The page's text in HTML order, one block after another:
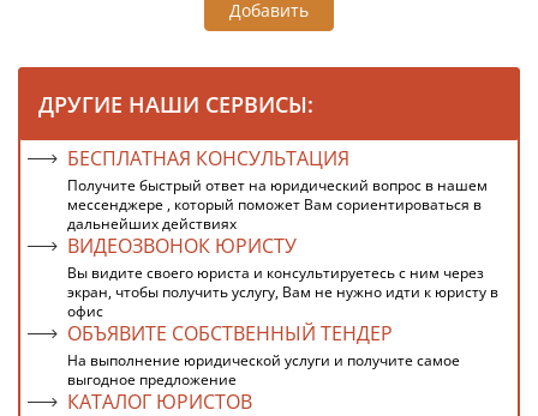
Добавить
ДРУГИЕ НАШИ СЕРВИСЫ:
БЕСПЛАТНАЯ КОНСУЛЬТАЦИЯ
Получите быстрый ответ на юридический вопрос в нашем
мессенджере , который поможет Вам сориентироваться в
дальнейших действиях
ВИДЕОЗВОНОК ЮРИСТУ
Вы видите своего юриста и консультируетесь с ним через
экран, чтобы получить услугу, Вам не нужно идти к юристу в
офис
ОБЪЯВИТЕ СОБСТВЕННЫЙ ТЕНДЕР
На выполнение юридической услуги и получите самое
выгодное предложение
КАТАЛОГ ЮРИСТОВ